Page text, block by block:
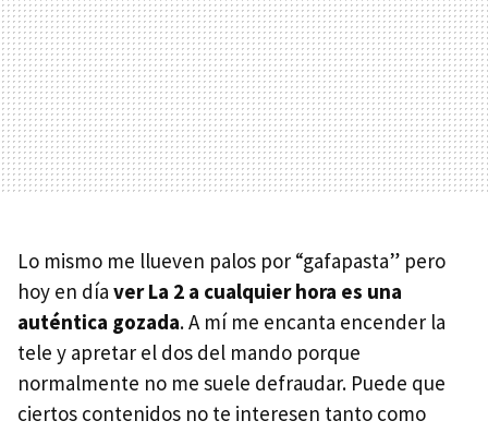
Lo mismo me llueven palos por “gafapasta” pero
hoy en día ver La 2 a cualquier hora es una
auténtica gozada. A mí me encanta encender la
tele y apretar el dos del mando porque
normalmente no me suele defraudar. Puede que
ciertos contenidos no te interesen tanto como